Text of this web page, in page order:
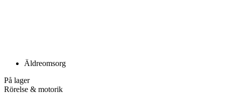
Äldreomsorg
På lager
Rörelse & motorik